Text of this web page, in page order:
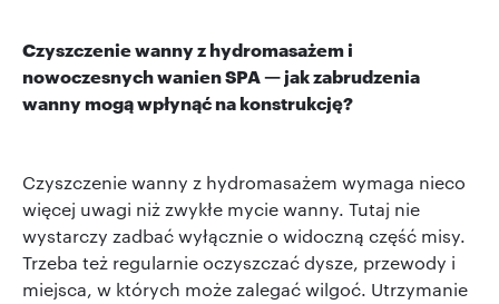
Czyszczenie wanny z hydromasażem i
nowoczesnych wanien SPA — jak zabrudzenia
wanny mogą wpłynąć na konstrukcję?
Czyszczenie wanny z hydromasażem wymaga nieco
więcej uwagi niż zwykłe mycie wanny. Tutaj nie
wystarczy zadbać wyłącznie o widoczną część misy.
Trzeba też regularnie oczyszczać dysze, przewody i
miejsca, w których może zalegać wilgoć. Utrzymanie